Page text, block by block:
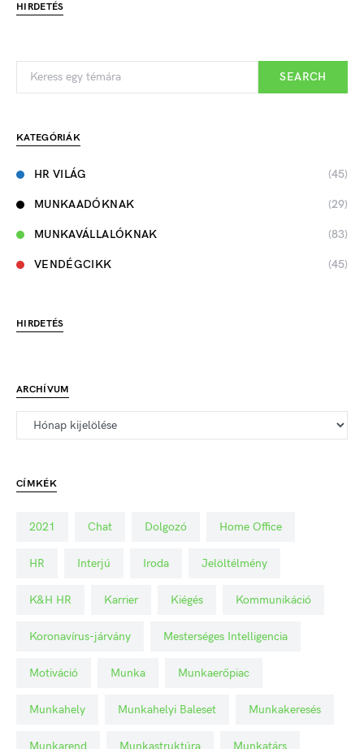
HIRDETÉS
SEARCH
KATEGÓRIÁK
HR VILÁG (45)
MUNKAADÓKNAK (29)
MUNKAVÁLLALÓKNAK (83)
VENDÉGCIKK (45)
HIRDETÉS
ARCHÍVUM
CÍMKÉK
2021 Chat Dolgozó Home Office
HR Interjú Iroda Jelöltélmény
K&H HR Karrier Kiégés Kommunikáció
Koronavírus-járvány Mesterséges Intelligencia
Motiváció Munka Munkaerőpiac
Munkahely Munkahelyi Baleset Munkakeresés
Munkarend Munkastruktúra Munkatárs